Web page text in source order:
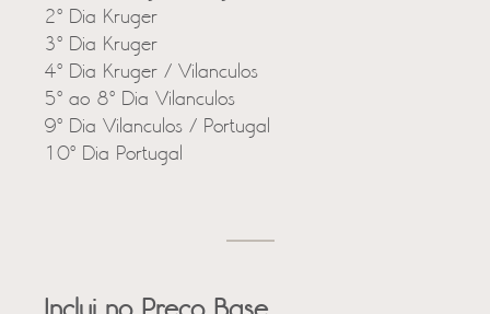
2º Dia Kruger
3º Dia Kruger
4º Dia Kruger / Vilanculos
5º ao 8º Dia Vilanculos
9º Dia Vilanculos / Portugal
10º Dia Portugal